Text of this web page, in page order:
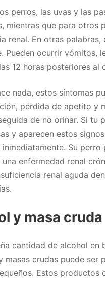
perros, las uvas y las
mientras que para otros
renal. En otras palabras,
Pueden ocurrir vómitos,
12 horas posteriores al
nada, estos síntomas
pérdida de apetito y
de no orinar. Si tu
y aparecen estos
Su perro
enfermedad renal
renal aguda
y masa cruda
cantidad de alcohol en
masas crudas puede ser
Estos productos